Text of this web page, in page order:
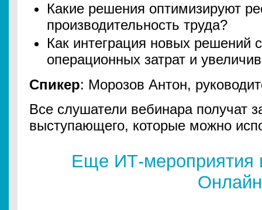
Какие решения оптимизируют
производительность труда?
Как интеграция новых решений
операционных затрат и
Спикер: Морозов Антон,
Все слушатели вебинара получат
выступающего, которые можно
Еще ИТ-мероприятия
Онлайн